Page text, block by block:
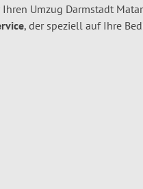
Umzug Darmstadt
, der speziell auf Ihre